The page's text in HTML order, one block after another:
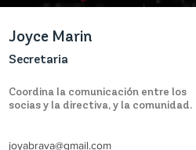
Joyce Marin
Secretaria
Coordina la comunicación entre los
socias y la directiva, y la comunidad.
joyabrava@gmail.com